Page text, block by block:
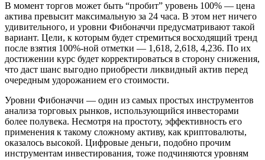
В момент торгов может быть “пробит” уровень 100% — цена
актива превысит максимальную за 24 часа. В этом нет ничего
удивительного, и уровни Фибоначчи предусматривают такой
вариант. Цели, к которым будет стремиться восходящий тренд
после взятия 100%-ной отметки — 1,618, 2,618, 4,236. По их
достижении курс будет корректироваться в сторону снижения,
что даст шанс выгодно приобрести ликвидный актив перед
очередным удорожанием его стоимости.
Уровни Фибоначчи — один из самых простых инструментов
анализа торговых рынков, использующийся инвесторами
более полувека. Несмотря на простоту, эффективность его
применения к такому сложному активу, как криптовалюты,
оказалось высокой. Цифровые деньги, подобно прочим
инструментам инвестирования, тоже подчиняются уровням